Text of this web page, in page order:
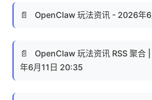
📄 OpenClaw 玩法资讯 - 2026年6
📄
OpenClaw 玩法资讯 RSS 聚合
年6月11日 20:35